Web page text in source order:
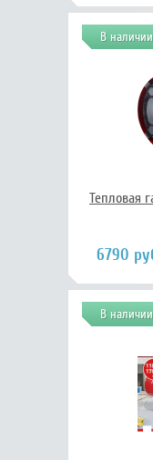
В наличии
Тепловая
6790
В наличии